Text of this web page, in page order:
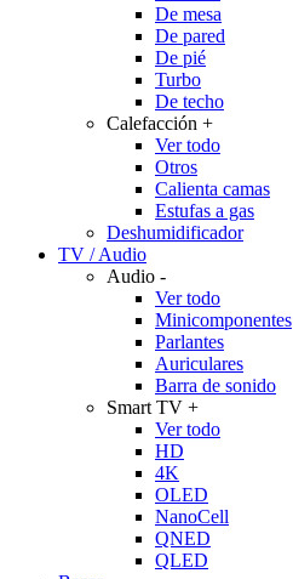
De mesa
De pared
De pié
Turbo
De techo
Calefacción +
Ver todo
Otros
Calienta camas
Estufas a gas
Deshumidificador
TV / Audio
Audio -
Ver todo
Minicomponentes
Parlantes
Auriculares
Barra de sonido
Smart TV +
Ver todo
HD
4K
OLED
NanoCell
QNED
QLED